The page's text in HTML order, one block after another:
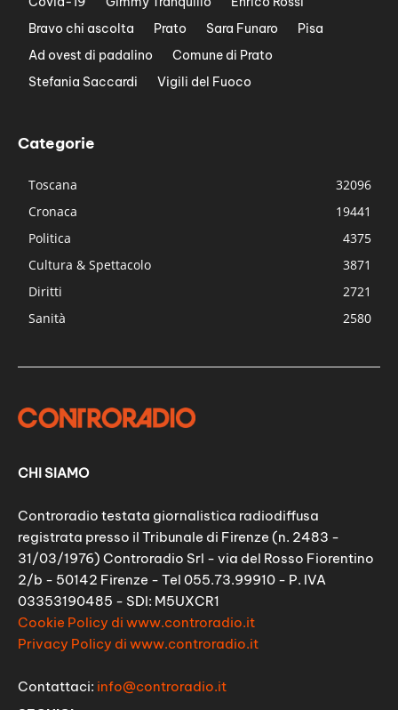
Bravo chi ascolta
Prato Sara Funaro
Pisa
Ad ovest di padalino
Comune di Prato
Stefania Saccardi
Vigili del Fuoco
Categorie
Toscana
32096
Cronaca
19441
Politica
4375
Cultura & Spettacolo
3871
Diritti
2721
Sanità
2580
CHI SIAMO
Controradio testata giornalistica radiodiffusa
registrata presso il Tribunale di Firenze (n. 2483 -
31/03/1976) Controradio Srl - via del Rosso Fiorentino
2/b - 50142 Firenze - Tel 055.73.99910 - P. IVA
03353190485 - SDI: M5UXCR1
Cookie Policy di www.controradio.it
Privacy Policy di www.controradio.it
Contattaci: info@controradio.it